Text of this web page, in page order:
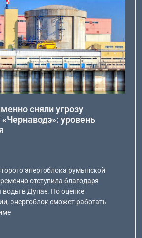
сняли угрозу
уровень
энергоблока румынской
отступила благодаря
в Дунае. По оценке
энергоблок сможет работать